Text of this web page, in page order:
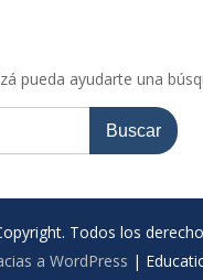
pueda ayudarte una
Todos los
a WordPress |